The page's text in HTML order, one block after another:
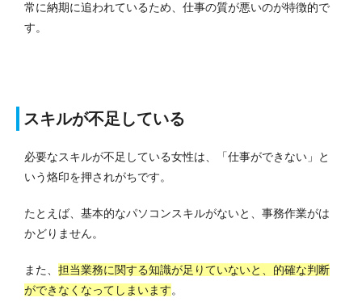
常に納期に追われているため、仕事の質が悪いのが特徴的で
す。
スキルが不足している
必要なスキルが不足している女性は、「仕事ができない」と
いう烙印を押されがちです。
たとえば、基本的なパソコンスキルがないと、事務作業がは
かどりません。
また、 担当業務に関する知識が足りていないと、的確な判断
ができなくなってしまいます。